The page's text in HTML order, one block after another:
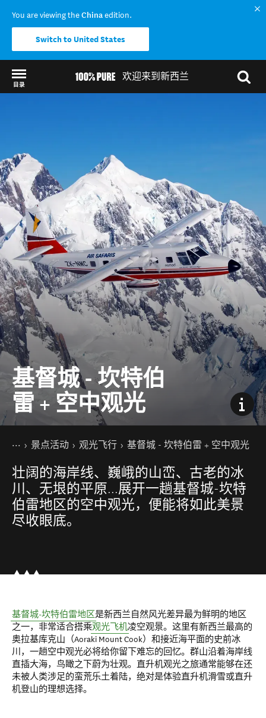
You are viewing theChinaedition.
Switch to United States
欢迎来到新西兰
目录
基督城 - 坎特伯
雷 + 空中观光
你的位置
主页景点活动 观光飞行 基督城 - 坎特伯雷 + 空中观光
壮阔的海岸线、巍峨的山峦、古老的冰
川、无垠的平原…展开一趟基督城-坎特
伯雷地区的空中观光，便能将如此美景
尽收眼底。
基督城-坎特伯雷地区是新西兰自然风光差异最为鲜明的地区
之一，非常适合搭乘观光飞机凌空观景。这里有新西兰最高的
奥拉基库克山（Aoraki Mount Cook）和接近海平面的史前冰
川，一趟空中观光必将给你留下难忘的回忆。群山沿着海岸线
直插大海，鸟瞰之下蔚为壮观。直升机观光之旅通常能够在还
未被人类涉足的蛮荒乐土着陆，绝对是体验直升机滑雪或直升
机登山的理想选择。